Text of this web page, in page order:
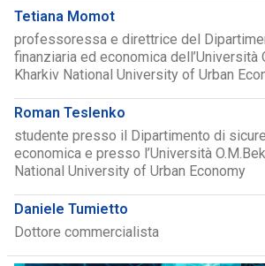
Tetiana Momot
professoressa e direttrice del
finanziaria ed economica dell’Università
Kharkiv National University of Urban
Roman Teslenko
studente presso il Dipartimento di
economica e presso l’Università
National University of Urban Economy
Daniele Tumietto
Dottore commercialista